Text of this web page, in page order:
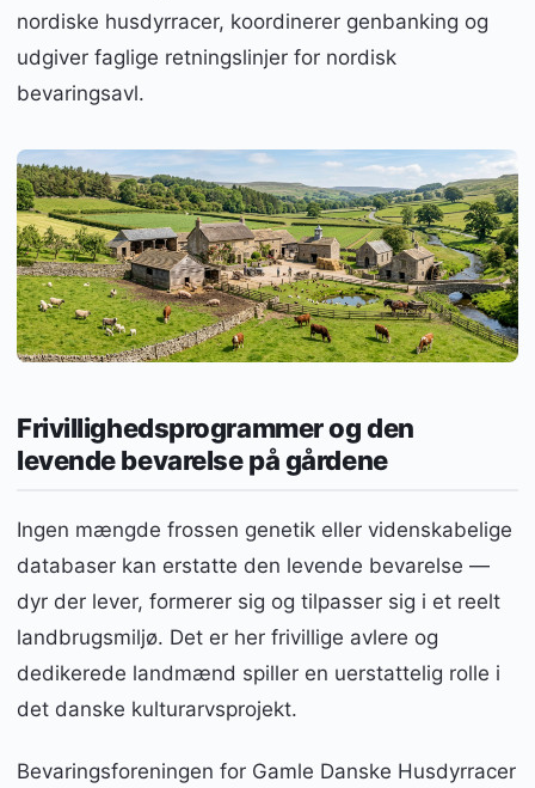
nordiske husdyrracer, koordinerer genbanking og
udgiver faglige retningslinjer for nordisk
bevaringsavl.
Frivillighedsprogrammer og den
levende bevarelse på gårdene
Ingen mængde frossen genetik eller videnskabelige
databaser kan erstatte den levende bevarelse —
dyr der lever, formerer sig og tilpasser sig i et reelt
landbrugsmiljø. Det er her frivillige avlere og
dedikerede landmænd spiller en uerstattelig rolle i
det danske kulturarvsprojekt.
Bevaringsforeningen for Gamle Danske Husdyrracer